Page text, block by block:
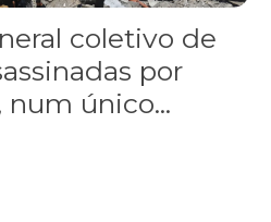
coletivo de
por
num único...